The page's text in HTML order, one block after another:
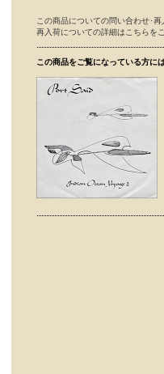
この商品についての問い合わせ･
再入荷についての詳細はこちらを
この商品をご覧になっている方に